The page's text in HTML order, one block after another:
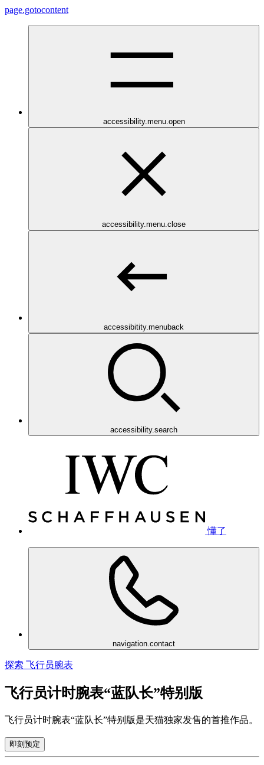
page.gotocontent
accessibility.menu.open
accessibility.menu.close
accessibitity.menuback
accessibility.search
懂了
navigation.contact
探索 飞行员腕表
飞行员计时腕表“蓝队长”特别版
飞行员计时腕表“蓝队长”特别版是天猫独家发售的首推作品。
即刻预定